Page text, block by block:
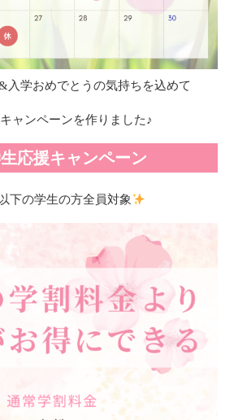
入学おめでとうの気持ちを込めて
ャンペーンを作りました♪
応援キャンペーン
下の学生の方全員対象